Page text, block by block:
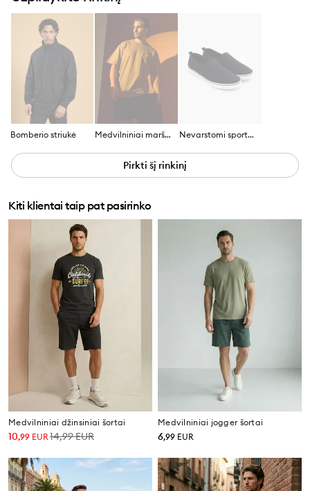
Bomberio striukė Medvilniniai marškinėliai su atostogų spauda Nevarstomi sportiniai bateliai
Pirkti šį rinkinį
Kiti klientai taip pat pasirinko
Medvilniniai džinsiniai šortai
10,99 EUR14,99EUR
Medvilniniai jogger šortai
6,99 EUR